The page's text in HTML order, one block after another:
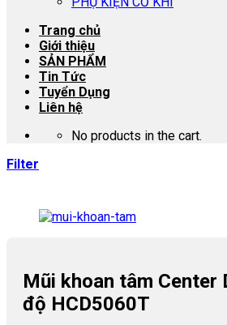
Trang chủ
Giới thiệu
SẢN PHẨM
Tin Tức
Tuyển Dụng
Liên hệ
No products in the cart.
Filter
Mũi khoan tâm Center
độ HCD5060T